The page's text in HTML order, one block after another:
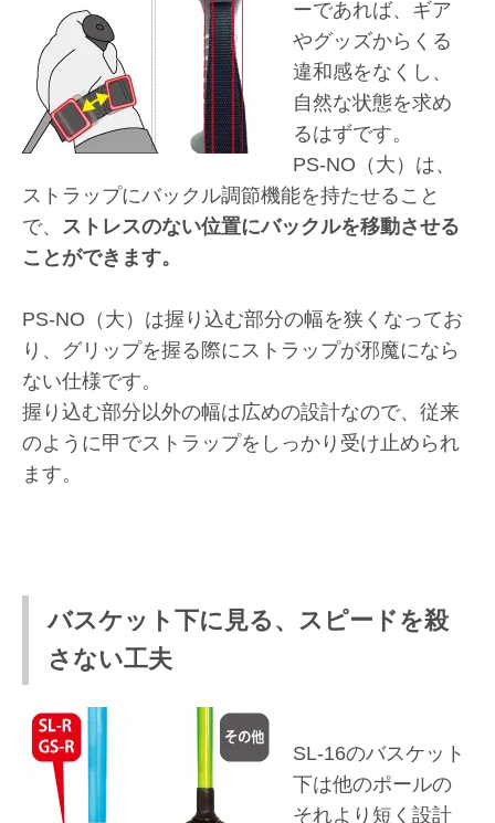
ーであれば、ギア
やグッズからくる
違和感をなくし、
自然な状態を求め
るはずです。
PS-NO（大） は、
ストラップにバックル調節機能を持たせること
で、 ストレスのない位置にバックルを移動させる
ことができます。
PS-NO（大） は握り込む部分の幅を狭くなってお
り、グリップを握る際にストラップが邪魔になら
ない仕様です。
握り込む部分以外の幅は広めの設計なので、従来
のように甲でストラップをしっかり受け止められ
ます。
バスケット下に見る、スピードを殺
さない工夫
SL-16のバスケット
下は他のポールの
それより短く設計